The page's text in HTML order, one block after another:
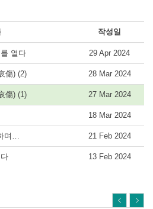
작성일
열다 29 Apr 2024
傷) (2) 28 Mar 2024
傷) (1) 27 Mar 2024
18 Mar 2024
며… 21 Feb 2024
13 Feb 2024